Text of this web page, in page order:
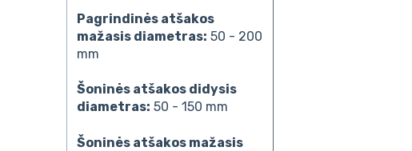
Pagrindinės atšakos
mažasis diametras: 50 - 200
mm
Šoninės atšakos didysis
diametras: 50 - 150 mm
Šoninės atšakos mažasis